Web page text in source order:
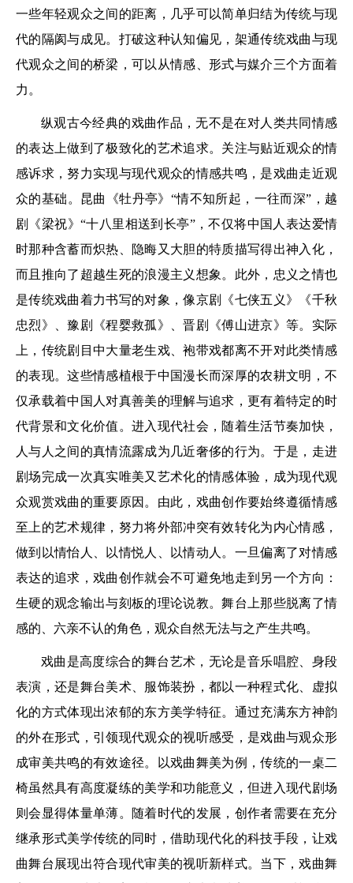
一些年轻观众之间的距离，几乎可以简单归结为传统与现
代的隔阂与成见。打破这种认知偏见，架通传统戏曲与现
代观众之间的桥梁，可以从情感、形式与媒介三个方面着
力。
纵观古今经典的戏曲作品，无不是在对人类共同情感
的表达上做到了极致化的艺术追求。关注与贴近观众的情
感诉求，努力实现与现代观众的情感共鸣，是戏曲走近观
众的基础。昆曲《牡丹亭》“情不知所起，一往而深”，越
剧《梁祝》“十八里相送到长亭”，不仅将中国人表达爱情
时那种含蓄而炽热、隐晦又大胆的特质描写得出神入化，
而且推向了超越生死的浪漫主义想象。此外，忠义之情也
是传统戏曲着力书写的对象，像京剧《七侠五义》《千秋
忠烈》、豫剧《程婴救孤》、晋剧《傅山进京》等。实际
上，传统剧目中大量老生戏、袍带戏都离不开对此类情感
的表现。这些情感植根于中国漫长而深厚的农耕文明，不
仅承载着中国人对真善美的理解与追求，更有着特定的时
代背景和文化价值。进入现代社会，随着生活节奏加快，
人与人之间的真情流露成为几近奢侈的行为。于是，走进
剧场完成一次真实唯美又艺术化的情感体验，成为现代观
众观赏戏曲的重要原因。由此，戏曲创作要始终遵循情感
至上的艺术规律，努力将外部冲突有效转化为内心情感，
做到以情怡人、以情悦人、以情动人。一旦偏离了对情感
表达的追求，戏曲创作就会不可避免地走到另一个方向：
生硬的观念输出与刻板的理论说教。舞台上那些脱离了情
感的、六亲不认的角色，观众自然无法与之产生共鸣。
戏曲是高度综合的舞台艺术，无论是音乐唱腔、身段
表演，还是舞台美术、服饰装扮，都以一种程式化、虚拟
化的方式体现出浓郁的东方美学特征。通过充满东方神韵
的外在形式，引领现代观众的视听感受，是戏曲与观众形
成审美共鸣的有效途径。以戏曲舞美为例，传统的一桌二
椅虽然具有高度凝练的美学和功能意义，但进入现代剧场
则会显得体量单薄。随着时代的发展，创作者需要在充分
继承形式美学传统的同时，借助现代化的科技手段，让戏
曲舞台展现出符合现代审美的视听新样式。当下，戏曲舞